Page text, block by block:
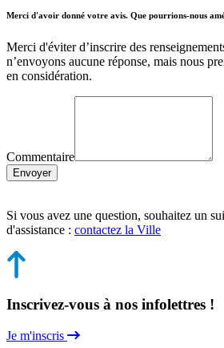
Merci d'avoir donné votre avis. Que pourrions-nous
Merci d'éviter d’inscrire des
n’envoyons aucune réponse, mais nous
en considération.
Commentaire
Envoyer
Si vous avez une question, souhaitez un
d'assistance : contactez la Ville
Inscrivez-vous à nos infolettres !
Je m'inscris